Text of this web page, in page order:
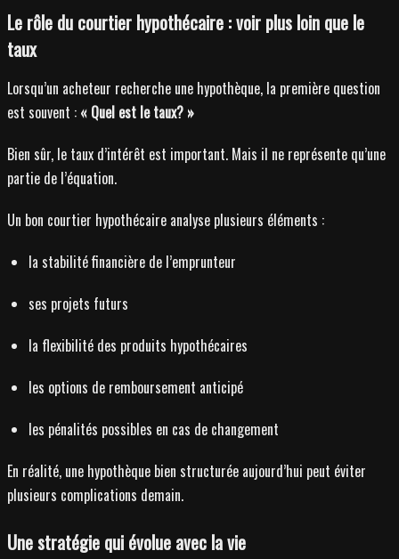
Le rôle du courtier hypothécaire : voir plus loin que le
taux
Lorsqu’un acheteur recherche une hypothèque, la première question
est souvent : « Quel est le taux? »
Bien sûr, le taux d’intérêt est important. Mais il ne représente qu’une
partie de l’équation.
Un bon courtier hypothécaire analyse plusieurs éléments :
la stabilité financière de l’emprunteur
ses projets futurs
la flexibilité des produits hypothécaires
les options de remboursement anticipé
les pénalités possibles en cas de changement
En réalité, une hypothèque bien structurée aujourd’hui peut éviter
plusieurs complications demain.
Une stratégie qui évolue avec la vie